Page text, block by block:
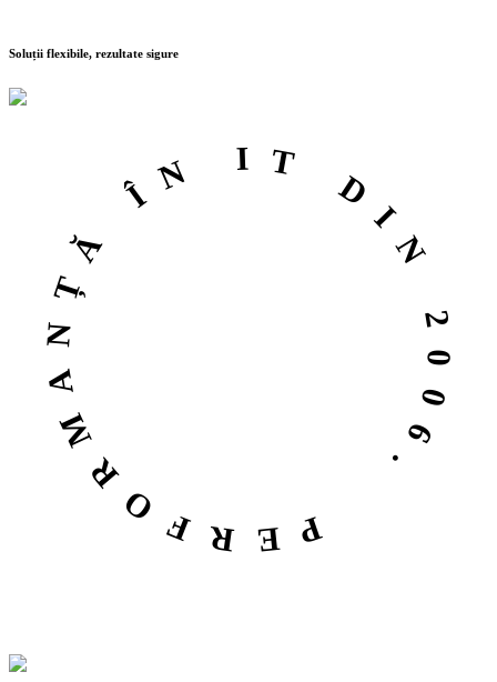
Soluții flexibile, rezultate sigure
PERFORMANȚĂ ÎN IT DIN 2006.